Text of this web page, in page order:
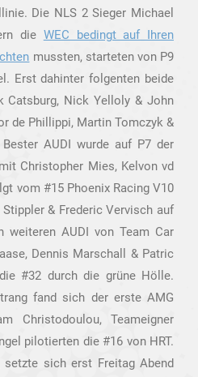
Die NLS 2 Sieger Michael
die WEC bedingt auf Ihren
mussten, starteten von P9
Erst dahinter folgenten beide
Catsburg, Nick Yelloly & John
de Phillippi, Martin Tomczyk &
AUDI wurde auf P7 der
Christopher Mies, Kelvon vd
vom #15 Phoenix Racing V10
& Frederic Vervisch auf
weiteren AUDI von Team Car
Dennis Marschall & Patric
#32 durch die grüne Hölle.
fand sich der erste AMG
Christodoulou, Teameigner
pilotierten die #16 von HRT.
setzte sich erst Freitag Abend